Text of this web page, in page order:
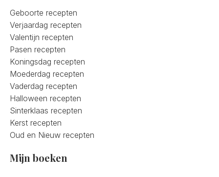
Geboorte recepten
Verjaardag recepten
Valentijn recepten
Pasen recepten
Koningsdag recepten
Moederdag recepten
Vaderdag recepten
Halloween recepten
Sinterklaas recepten
Kerst recepten
Oud en Nieuw recepten
Mijn boeken